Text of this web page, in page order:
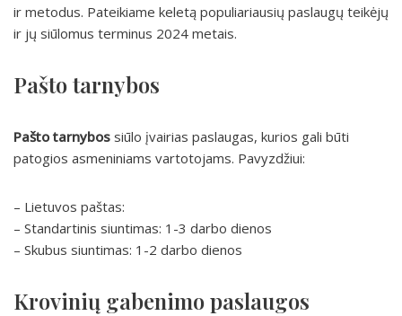
ir metodus. Pateikiame keletą populiariausių paslaugų teikėjų
ir jų siūlomus terminus 2024 metais.
Pašto tarnybos
Pašto tarnybos siūlo įvairias paslaugas, kurios gali būti
patogios asmeniniams vartotojams. Pavyzdžiui:
– Lietuvos paštas:
– Standartinis siuntimas: 1-3 darbo dienos
– Skubus siuntimas: 1-2 darbo dienos
Krovinių gabenimo paslaugos